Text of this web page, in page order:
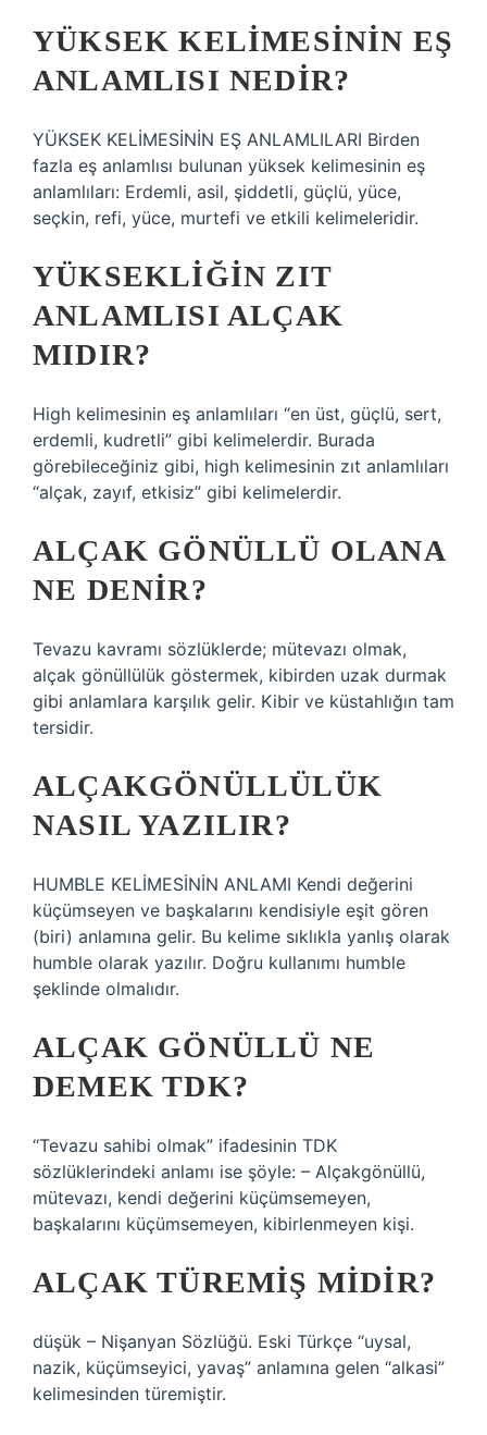
YÜKSEK KELIMESININ EŞ
ANLAMLISI NEDIR?
YÜKSEK KELİMESİNİN EŞ ANLAMLILARI Birden
fazla eş anlamlısı bulunan yüksek kelimesinin eş
anlamlıları: Erdemli, asil, şiddetli, güçlü, yüce,
seçkin, refi, yüce, murtefi ve etkili kelimeleridir.
YÜKSEKLIĞIN ZIT
ANLAMLISI ALÇAK
MIDIR?
High kelimesinin eş anlamlıları “en üst, güçlü, sert,
erdemli, kudretli” gibi kelimelerdir. Burada
görebileceğiniz gibi, high kelimesinin zıt anlamlıları
“alçak, zayıf, etkisiz” gibi kelimelerdir.
ALÇAK GÖNÜLLÜ OLANA
NE DENIR?
Tevazu kavramı sözlüklerde; mütevazı olmak,
alçak gönüllülük göstermek, kibirden uzak durmak
gibi anlamlara karşılık gelir. Kibir ve küstahlığın tam
tersidir.
ALÇAKGÖNÜLLÜLÜK
NASIL YAZILIR?
HUMBLE KELİMESİNİN ANLAMI Kendi değerini
küçümseyen ve başkalarını kendisiyle eşit gören
(biri) anlamına gelir. Bu kelime sıklıkla yanlış olarak
humble olarak yazılır. Doğru kullanımı humble
şeklinde olmalıdır.
ALÇAK GÖNÜLLÜ NE
DEMEK TDK?
“Tevazu sahibi olmak” ifadesinin TDK
sözlüklerindeki anlamı ise şöyle: – Alçakgönüllü,
mütevazı, kendi değerini küçümsemeyen,
başkalarını küçümsemeyen, kibirlenmeyen kişi.
ALÇAK TÜREMIŞ MIDIR?
düşük – Nişanyan Sözlüğü. Eski Türkçe “uysal,
nazik, küçümseyici, yavaş” anlamına gelen “alkasi”
kelimesinden türemiştir.